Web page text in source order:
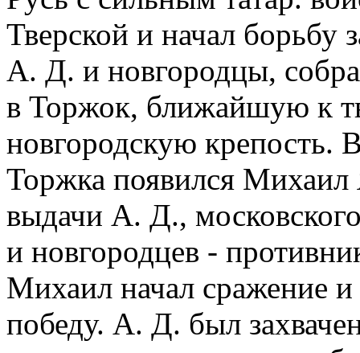
Тверской и начал борьбу
А. Д. и новгородцы,
в Торжок, ближайшую к
новгородскую крепость.
Торжка появился Михаил
выдачи А. Д.,
и новгородцев -
Михаил начал сражение
победу. А. Д. был